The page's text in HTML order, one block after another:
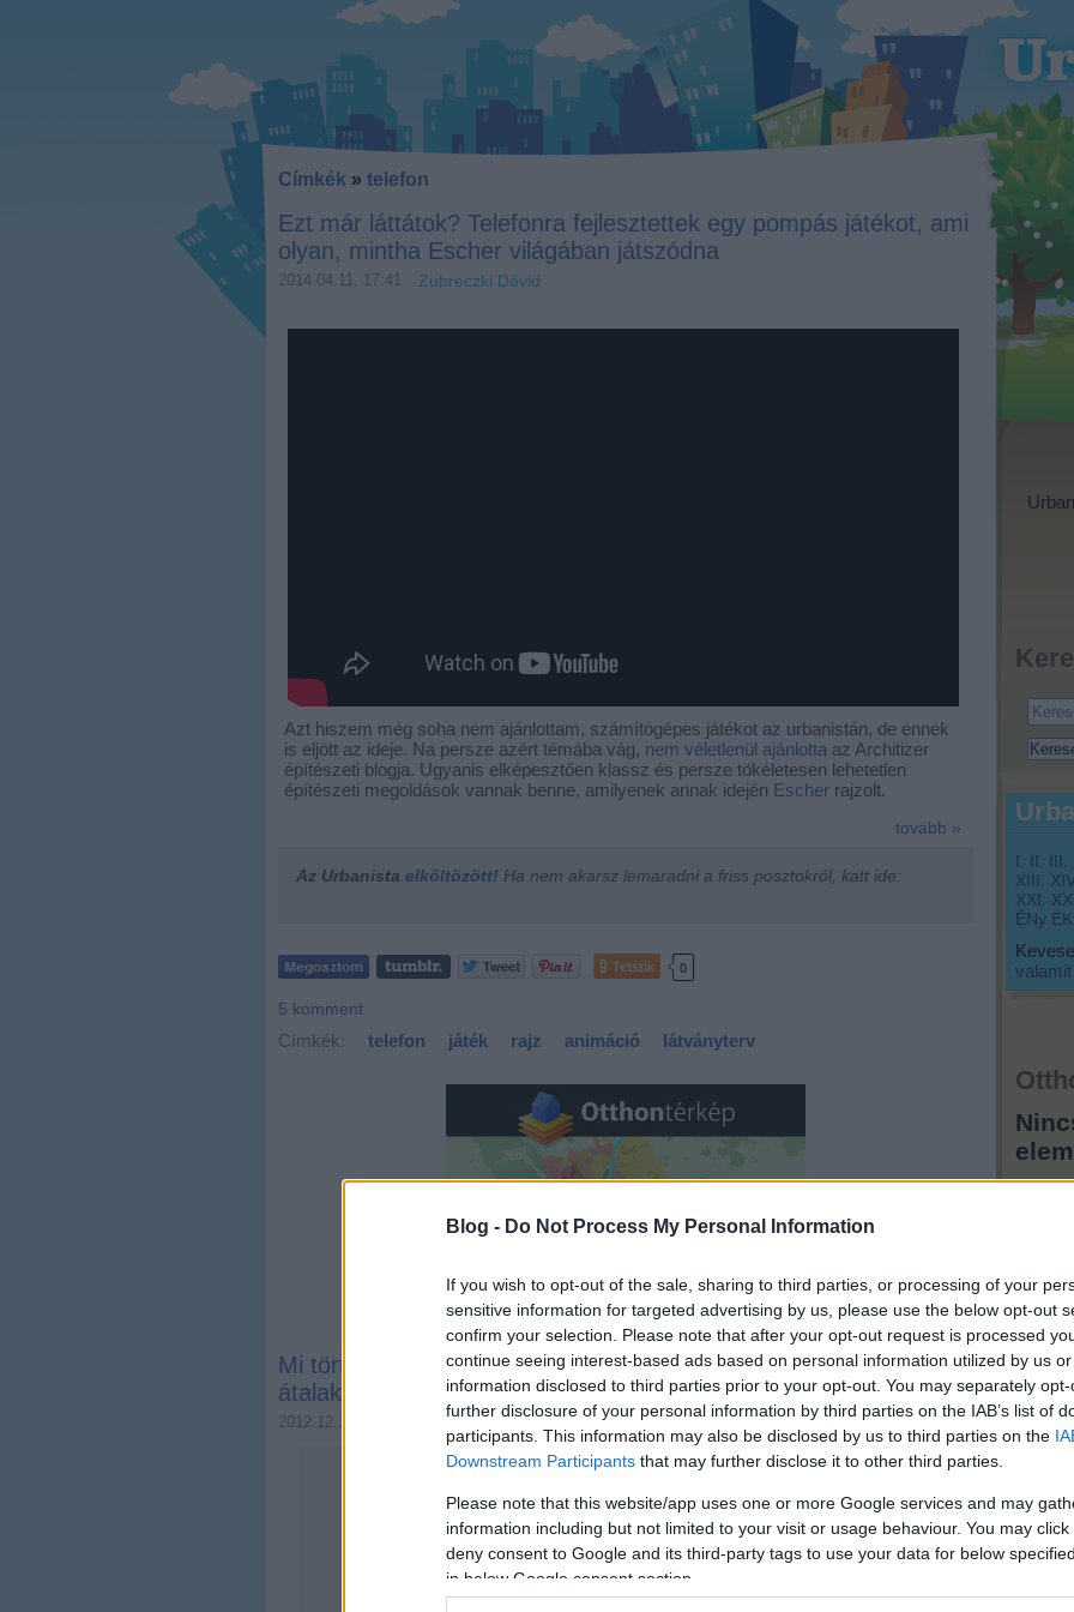
Blog - Do Not Process My Personal Information
If you wish to opt-out of the sale, sharing to third parties, or processing of your
sensitive information for targeted advertising by us, please use the below opt-out
confirm your selection. Please note that after your opt-out request is processed
continue seeing interest-based ads based on personal information utilized by us
information disclosed to third parties prior to your opt-out. You may separately
further disclosure of your personal information by third parties on the IAB’s list of
participants. This information may also be disclosed by us to third parties on the
Downstream Participants that may further disclose it to other third parties.
Please note that this website/app uses one or more Google services and may
information including but not limited to your visit or usage behaviour. You may
deny consent to Google and its third-party tags to use your data for below
in below Google consent section.
Címkék » telefon
Ezt már láttátok? Telefonra fejlesztettek egy pompás játékot, ami
olyan, mintha Escher világában játszódna
2014.04.11. 17:41 Zubreczki Dávid
Azt hiszem még soha nem ajánlottam, számítógépes játékot az urbanistán, de ennek
is eljött az ideje. Na persze azért témába vág, nem véletlenül ajánlotta az Architizer
építészeti blogja. Ugyanis elképesztően klassz és persze tökéletesen lehetetlen
építészeti megoldások vannak benne, amilyenek annak idején Escher rajzolt.
tovább »
Az Urbanista elköltözött! Ha nem akarsz lemaradni a friss posztokról, katt ide:
Tetszik 0
5 komment
Címkék: telefon játék rajz animáció látványterv
Mi történik a budapesti telefonfülkékkel? Felújítás, leszerelés,
átalakítás vagy újrahasznosítás? Is-is
2012.12.15. 08:18 Zubreczki Dávid
I. II. III.
XIII.
XXI.
ÉNy ÉK
elem